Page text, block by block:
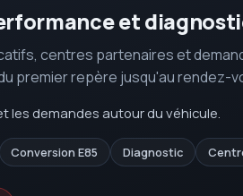
et
centres partenaires et
premier repère jusqu'au rendez-
les demandes autour du véhicule.
Conversion E85 Diagnostic